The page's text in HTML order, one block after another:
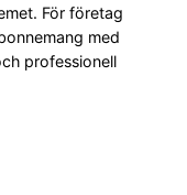
För företag
med
professionell